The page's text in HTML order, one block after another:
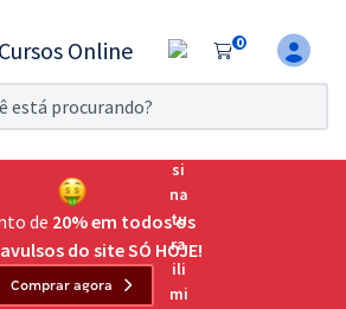
0
11
Teste grátis por 7 dias!
Passar
para o Exame da
de 20% em todos os
do site SÓ HOJE!
Comprar agora